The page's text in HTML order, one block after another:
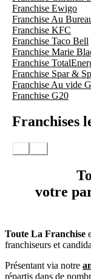
Franchise Ewigo
Franchise Au
Franchise KFC
Franchise Taco Bell
Franchise Marie
Franchise
Franchise Spar &
Franchise Au vide
Franchise G20
Franchises
votre
Toute La Franchise
franchiseurs et
Présentant via notre
répartis dans de